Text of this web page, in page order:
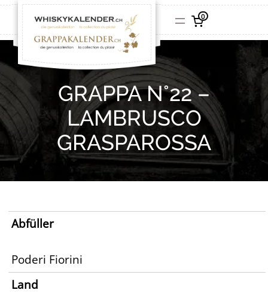
0
GRAPPA N°22 –
LAMBRUSCO
GRASPAROSSA
Abfüller
Poderi Fiorini
Land